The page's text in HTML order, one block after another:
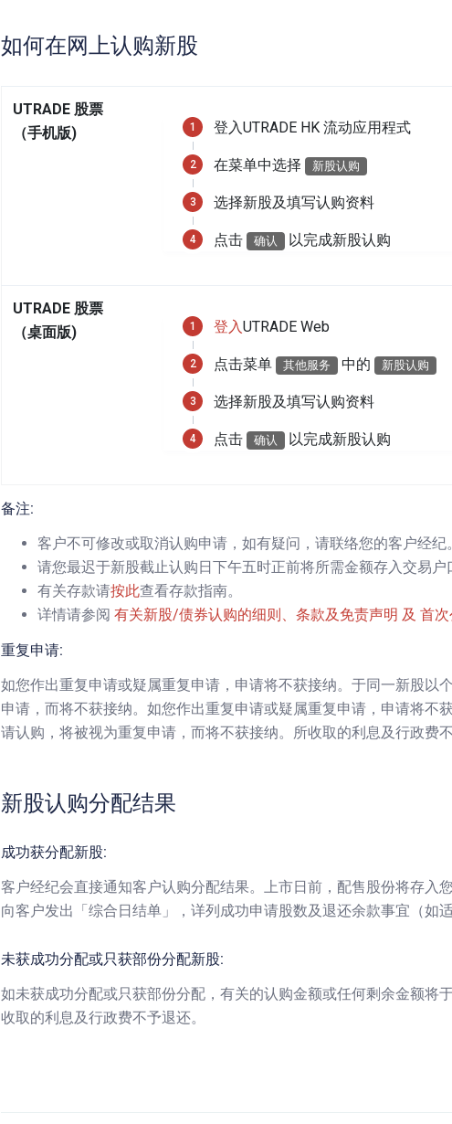
如何在网上认购新股
UTRADE 股票
（手机版)
登入UTRADE HK 流动应用程式
在菜单中选择 新股认购
选择新股及填写认购资料
点击 确认 以完成新股认购
UTRADE 股票
（桌面版)
登入UTRADE Web
点击菜单 其他服务 中的 新股认购
选择新股及填写认购资料
点击 确认 以完成新股认购
备注:
客户不可修改或取消认购申请，如有疑问，请联络您的客户经纪
请您最迟于新股截止认购日下午五时正前将所需金额存入交易户
有关存款请按此查看存款指南。
详情请参阅 有关新股/债券认购的细则、条款及免责声明 及 首
重复申请:
如您作出重复申请或疑属重复申请，申请将不获接纳。于同一新股以
申请，而将不获接纳。如您作出重复申请或疑属重复申请，申请将不
请认购，将被视为重复申请，而将不获接纳。所收取的利息及行政费
新股认购分配结果
成功获分配新股:
客户经纪会直接通知客户认购分配结果。上市日前，配售股份将存入
向客户发出「综合日结单」，详列成功申请股数及退还余款事宜（如
未获成功分配或只获部份分配新股:
如未获成功分配或只获部份分配，有关的认购金额或任何剩余金额将
收取的利息及行政费不予退还。